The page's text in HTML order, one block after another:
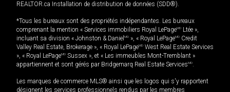
REALTOR.ca Installation de distribution de données (SDD®).
*Tous les bureaux sont des propriétés indépendantes. Les bureaux
comprenant la mention « Services immobiliers Royal LePageMD Ltée »,
incluant sa division « Johnston & Daniel MD », « Royal LePageMD Credit
Valley Real Estate, Brokerage », « Royal LePageMD West Real Estate Services
», « Royal LePageMD Sussex », et « Les immeubles Mont-Tremblant »
appartiennent et sont gérés par Bridgemarq Real Estate ServicesMD.
Les marques de commerce MLS® ainsi que les logos qui s'y rapportent
désignent les services professionnels rendus par les membres